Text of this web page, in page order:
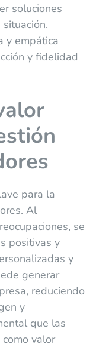
soluciones
y empática
y fidelidad
para la
Al
se
positivas y
y
generar
reduciendo
y
que las
valor